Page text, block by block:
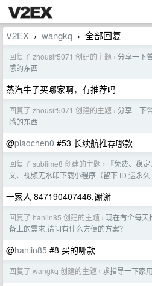
V2EX › wangkq › 全部回复
回复了 zhousir5071 创建的主题 › 分享一下
感的东西
蒸汽牛子买哪家啊，有推荐吗
回复了 zhousir5071 创建的主题 › 分享一下
感的东西
@piaochen0 #53 长续航推荐哪款
回复了 sublime8 创建的主题 ›
『免费、稳
文、视频无水印下载小程序（留下 ID 送永久
一家人 847190407446,谢谢
回复了 hanlin85 创建的主题 › 现在有个每天
备上的需求,请问有什么方便的方案？
@hanlin85 #8 买的哪款
回复了 wangkq 创建的主题 › 求指导一下家